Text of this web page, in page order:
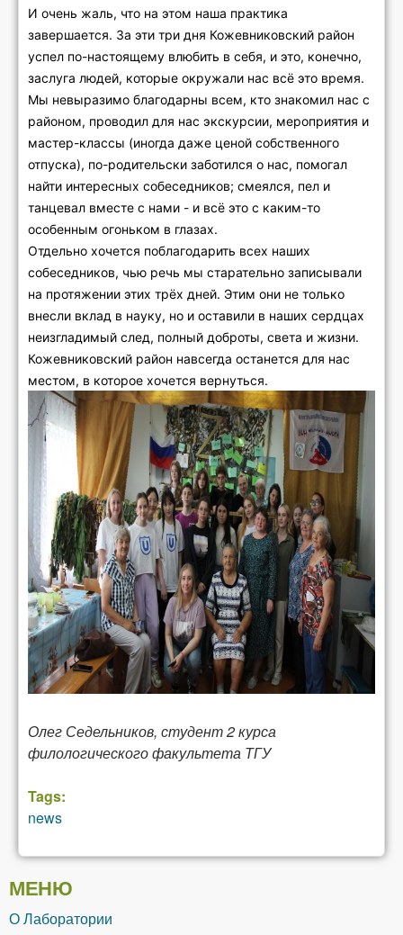
И очень жаль, что на этом наша практика
завершается. За эти три дня Кожевниковский район
успел по-настоящему влюбить в себя, и это, конечно,
заслуга людей, которые окружали нас всё это время.
Мы невыразимо благодарны всем, кто знакомил нас с
районом, проводил для нас экскурсии, мероприятия и
мастер-классы (иногда даже ценой собственного
отпуска), по-родительски заботился о нас, помогал
найти интересных собеседников; смеялся, пел и
танцевал вместе с нами - и всё это с каким-то
особенным огоньком в глазах.
Отдельно хочется поблагодарить всех наших
собеседников, чью речь мы старательно записывали
на протяжении этих трёх дней. Этим они не только
внесли вклад в науку, но и оставили в наших сердцах
неизгладимый след, полный доброты, света и жизни.
Кожевниковский район навсегда останется для нас
местом, в которое хочется вернуться.
Олег Седельников, студент 2 курса
филологического факультета ТГУ
Tags:
news
МЕНЮ
О Лаборатории